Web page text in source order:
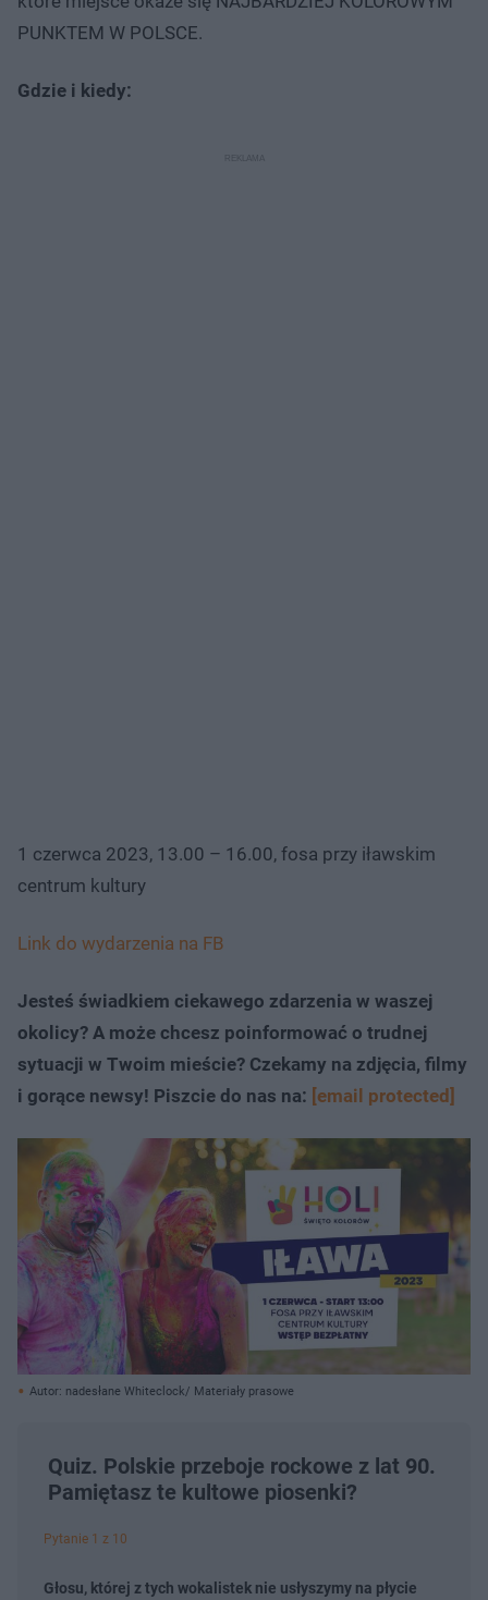
PUNKTEM W POLSCE.
Gdzie i kiedy:
1 czerwca 2023, 13.00 – 16.00, fosa przy iławskim
centrum kultury
Link do wydarzenia na FB
Jesteś świadkiem ciekawego zdarzenia w waszej
okolicy? A może chcesz poinformować o trudnej
sytuacji w Twoim mieście? Czekamy na zdjęcia, filmy
i gorące newsy! Piszcie do nas na: [email protected]
Autor: nadesłane Whiteclock/ Materiały prasowe
Quiz. Polskie przeboje rockowe z lat 90.
Pamiętasz te kultowe piosenki?
Pytanie 1 z 10
Głosu, której z tych wokalistek nie usłyszymy na płycie